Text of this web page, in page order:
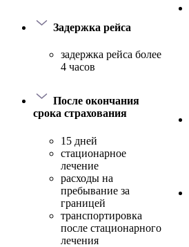
Задержка рейса
задержка рейса более
4 часов
После окончания
срока страхования
15 дней
стационарное
лечение
расходы на
пребывание за
границей
транспортировка
после стационарного
лечения